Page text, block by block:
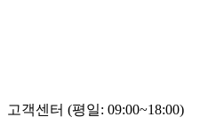
고객센터 (평일: 09:00~18:00)